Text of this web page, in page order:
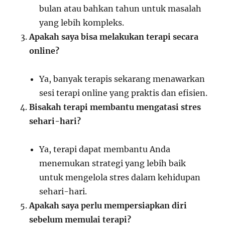
bulan atau bahkan tahun untuk masalah
yang lebih kompleks.
Apakah saya bisa melakukan terapi secara
online?
Ya, banyak terapis sekarang menawarkan
sesi terapi online yang praktis dan efisien.
Bisakah terapi membantu mengatasi stres
sehari-hari?
Ya, terapi dapat membantu Anda
menemukan strategi yang lebih baik
untuk mengelola stres dalam kehidupan
sehari-hari.
Apakah saya perlu mempersiapkan diri
sebelum memulai terapi?